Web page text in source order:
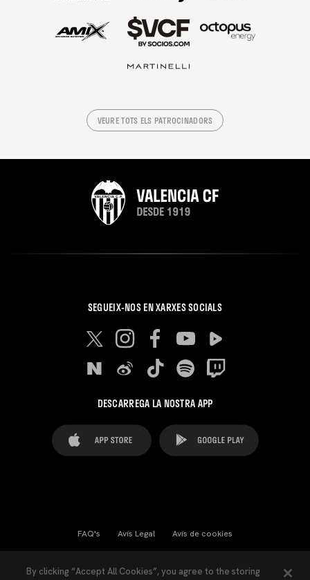
VEURE TOTS ELS PATROCINADORS
SEGUEIX-NOS EN XARXES SOCIALS
DESCARREGA LA NOSTRA APP
FAQ's Avís Legal Avís de cookies
By clicking “Accept All Cookies”, you agree to the storing